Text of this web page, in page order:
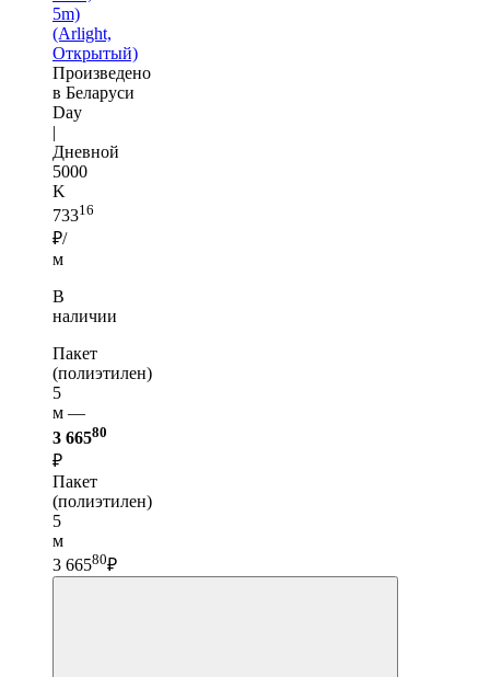
5m)
(Arlight,
Открытый)
Произведено
в Беларуси
Day
|
Дневной
5000
K
73316
₽/
м
В
наличии
Пакет
(полиэтилен)
5
м —
3 66580
₽
Пакет
(полиэтилен)
5
м
3 66580₽